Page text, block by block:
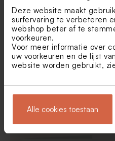
Deze website maakt
surfervaring te verbeteren
webshop beter af te
voorkeuren.
Voor meer informatie over
uw voorkeuren en de lijst
website worden gebruikt,
Alle cookies toestaan
verjaardag met voertuigen